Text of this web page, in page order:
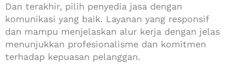
Dan terakhir, pilih penyedia jasa dengan
komunikasi yang baik. Layanan yang responsif
dan mampu menjelaskan alur kerja dengan jelas
menunjukkan profesionalisme dan komitmen
terhadap kepuasan pelanggan.